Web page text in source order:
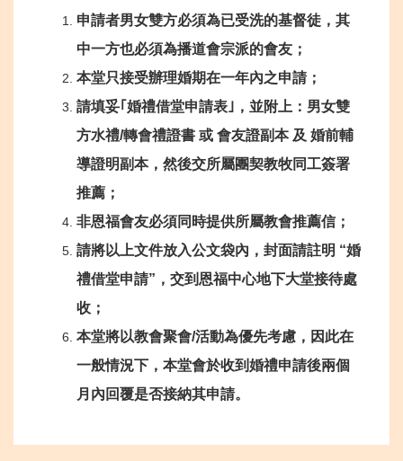
申請者男女雙方必須為已受洗的基督徒，其
中一方也必須為播道會宗派的會友；
本堂只接受辦理婚期在一年內之申請；
請填妥｢婚禮借堂申請表｣，並附上：男女雙
方水禮/轉會禮證書 或 會友證副本 及 婚前輔
導證明副本，然後交所屬團契教牧同工簽署
推薦；
非恩福會友必須同時提供所屬教會推薦信；
請將以上文件放入公文袋內，封面請註明 “婚
禮借堂申請”，交到恩福中心地下大堂接待處
收；
本堂將以教會聚會/活動為優先考慮，因此在
一般情況下，本堂會於收到婚禮申請後兩個
月內回覆是否接納其申請。